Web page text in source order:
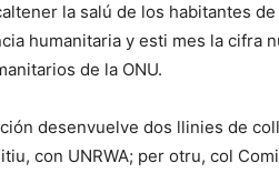
la salú de los habitantes
humanitaria y esti mes la cifra
de la ONU.
desenvuelve dos llinies de
con UNRWA; per otru, col